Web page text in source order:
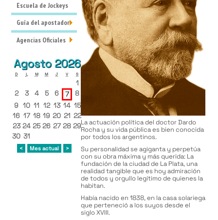
Escuela de Jockeys
Guía del apostador
Agencias Oficiales
Agosto 2026
D L M M J V S
1
2
3 4 5 6 7
8
9 10 11 12 13 14 15
16 17 18 19 20 21 22
23 24 25 26 27 28 29
30 31
La actuación política del doctor Dardo
Rocha y su vida pública es bien conocida
por todos los argentinos.
Su personalidad se agiganta y perpetúa
con su obra máxima y más querida: La
fundación de la ciudad de La Plata, una
realidad tangible que es hoy admiración
de todos y orgullo legítimo de quienes la
habitan.
Había nacido en 1838, en la casa solariega
que perteneció a los suyos desde el
siglo XVIII.